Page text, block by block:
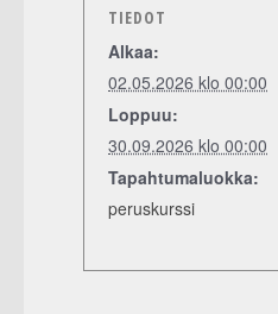
TIEDOT
Alkaa:
02.05.2026 klo 00:00
Loppuu:
30.09.2026 klo 00:00
Tapahtumaluokka:
peruskurssi